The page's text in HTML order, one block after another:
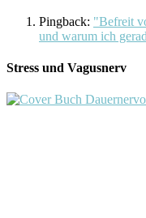
Pingback: "Befreit
und warum ich
Stress und Vagusnerv